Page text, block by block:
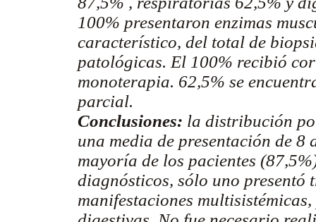
100% presentaron enzimas
característico, del total de
patológicas. El 100% recibió
monoterapia. 62,5% se
parcial.
Conclusiones: la distribución
una media de presentación de
mayoría de los pacientes
diagnósticos, sólo uno presentó
manifestaciones